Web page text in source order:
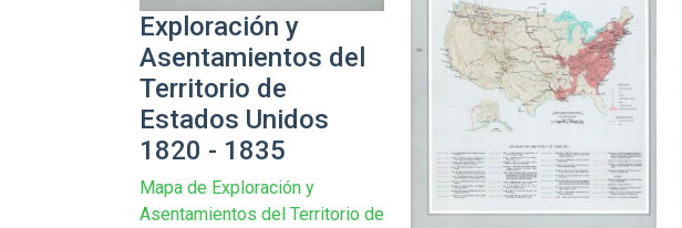
Exploración y
Asentamientos del
Territorio de
Estados Unidos
1820 - 1835
Mapa de Exploración y
Asentamientos del Territorio de